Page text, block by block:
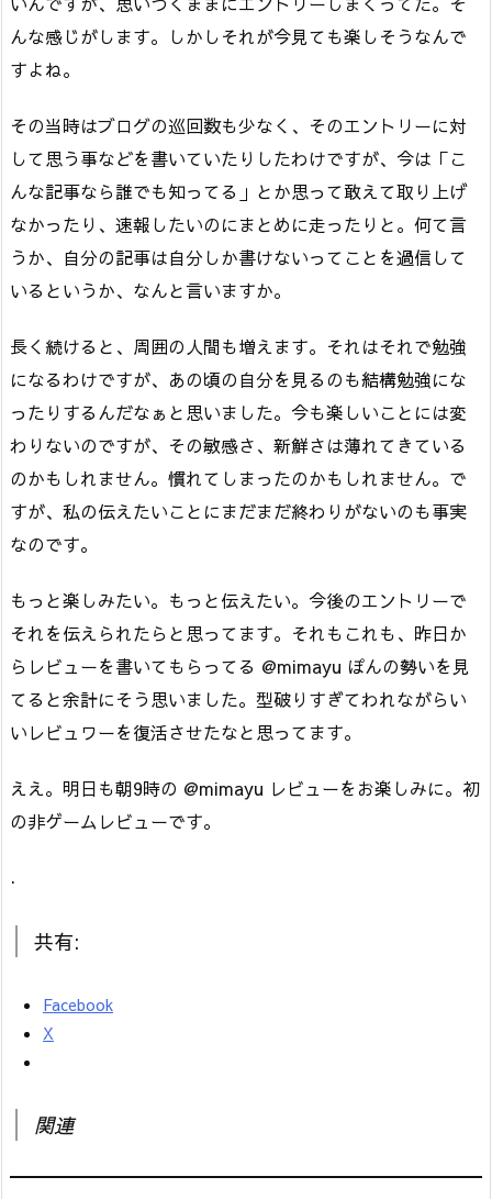
んな感じがします。しかしそれが今見ても楽しそうなんで
すよね。
その当時はブログの巡回数も少なく、そのエントリーに対
して思う事などを書いていたりしたわけですが、今は「こ
んな記事なら誰でも知ってる」とか思って敢えて取り上げ
なかったり、速報したいのにまとめに走ったりと。何て言
うか、自分の記事は自分しか書けないってことを過信して
いるというか、なんと言いますか。
長く続けると、周囲の人間も増えます。それはそれで勉強
になるわけですが、あの頃の自分を見るのも結構勉強にな
ったりするんだなぁと思いました。今も楽しいことには変
わりないのですが、その敏感さ、新鮮さは薄れてきている
のかもしれません。慣れてしまったのかもしれません。で
すが、私の伝えたいことにまだまだ終わりがないのも事実
なのです。
もっと楽しみたい。もっと伝えたい。今後のエントリーで
それを伝えられたらと思ってます。それもこれも、昨日か
らレビューを書いてもらってる @mimayu ぽんの勢いを見
てると余計にそう思いました。型破りすぎてわれながらい
いレビュワーを復活させたなと思ってます。
ええ。明日も朝9時の @mimayu レビューをお楽しみに。初
の非ゲームレビューです。
.
共有:
Facebook
X
関連